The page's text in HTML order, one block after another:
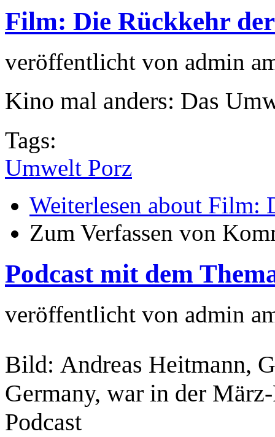
Film: Die Rückkehr
veröffentlicht von admin
Kino mal anders: Das
Tags:
Umwelt Porz
Weiterlesen about Film:
Zum Verfassen von
Podcast mit dem
veröffentlicht von admin
Bild: Andreas Heitmann,
Germany, war in der
Podcast